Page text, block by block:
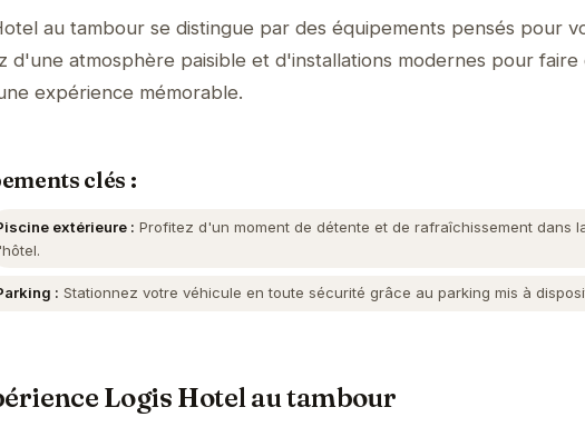
au tambour se distingue par des équipements pensés pour
d'une atmosphère paisible et d'installations modernes pour
expérience mémorable.
clés :
extérieure : Profitez d'un moment de détente et de rafraîchissement dans
: Stationnez votre véhicule en toute sécurité grâce au parking mis à
Logis Hotel au tambour